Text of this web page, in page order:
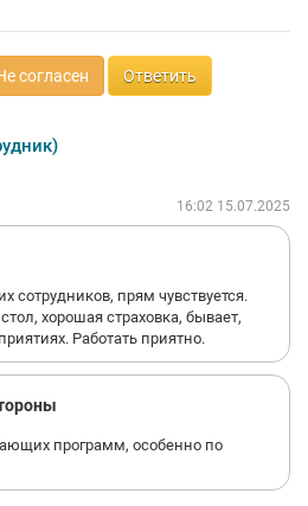
согласен Ответить
16:02 15.07.2025
сотрудников, прям чувствуется.
хорошая страховка, бывает,
Работать приятно.
программ, особенно по